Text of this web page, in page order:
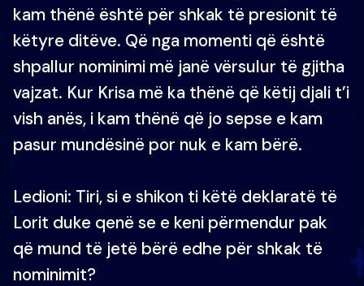
kam thënë është për shkak të presionit të
këtyre ditëve. Që nga momenti që është
shpallur nominimi më janë vërsulur të gjitha
vajzat. Kur Krisa më ka thënë që këtij djali t’i
vish anës, i kam thënë që jo sepse e kam
pasur mundësinë por nuk e kam bërë.
Ledioni: Tiri, si e shikon ti këtë deklaratë të
Lorit duke qenë se e keni përmendur pak
që mund të jetë bërë edhe për shkak të
nominimit?